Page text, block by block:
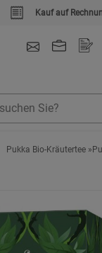
Kauf auf
Online-Shop
Pukka Bio-Kräutertee